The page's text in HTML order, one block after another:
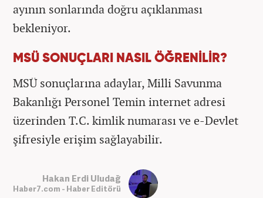
ayının sonlarında doğru açıklanması
bekleniyor.
MSÜ SONUÇLARI NASIL ÖĞRENİLİR?
MSÜ sonuçlarına adaylar, Milli Savunma
Bakanlığı Personel Temin internet adresi
üzerinden T.C. kimlik numarası ve e-Devlet
şifresiyle erişim sağlayabilir.
Hakan Erdi Uludağ
Haber7.com - Haber Editörü